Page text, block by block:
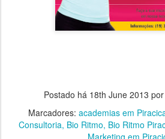
Postado há 18th June 2013 por
Marcadores: academias em
Consultoria Bio Ritmo Bio Ritmo
Marketing em